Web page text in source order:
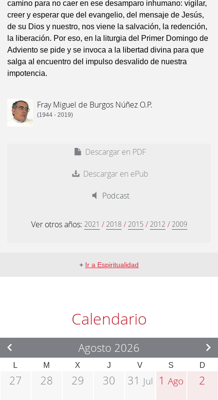
camino para no caer en ese desamparo inhumano: vigilar,
creer y esperar que del evangelio, del mensaje de Jesús,
de su Dios y nuestro, nos viene la salvación, la redención,
la liberación. Por eso, en la liturgia del Primer Domingo de
Adviento se pide y se invoca a la libertad divina para que
salga al encuentro del impulso desvalido de nuestra
impotencia.
Fray Miguel de Burgos Núñez O.P.
(1944 - 2019)
Descargar en PDF
Descargar en ePub
Podcast
Ver otros años: 2021 / 2018 / 2015 / 2012 / 2009
+ Ir a Espiritualidad
Calendario
Agosto 2026
L M X J V S D
27 28 29 30 31 Jul 1Ago 2